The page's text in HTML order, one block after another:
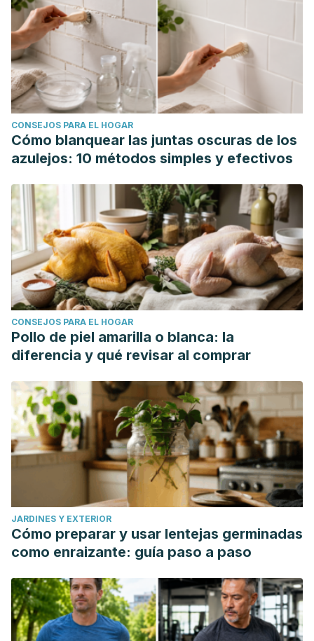
de julio de 2024.https://www.mayoclinic.org/es/healthy-
lifestyle/nutrition-and-healthy-eating/in-depth/fiber/art-
20043983
National Heart, Lung and Blood Institute. (24 de marzo de
2022).Anemia por deficiencia de hierro
julio de
2024.https://www.nhlbi.nih.gov/es/salud/anemia/anemia-
ferropenica
Percy, L. (9 de junio de 2022).
Daily beetroot juice could
help people with common heart condition
. British Heart
Foundation.
https://www.bhf.org.uk/what-we-do/news-
from-the-bhf/news-archive/2022/june/daily-beetroot-
juice-could-help-people-with-common-heart-condition
Pinna, M., Roberto, S., Milia, R., Marongiu, E., Olla, S., Loi, A.,
Migliaccio, G. M., Padulo, J., Orlandi, C., Tocco, F., Concu,
A., & Crisafulli, A. (2014). Effect of beetroot juice
supplementation on aerobic response during swimming.
Nutrients, 6
6643/6/2/605
Science Daily. (2 de noviembre de 2010).Daily dose of
beet juice promotes brain health in older adults.
https://www.sciencedaily.com/releases/2010/11/
Sentkowska, A., & Pyrzynska, K. (2023). Fashioned, but still
a superfood - red beets as a rich source of bioactive
Applied Sciences, 13 (13), 1-16.
https://www.mdpi.com/2076-3417/13/13/7445
Sight Research U. K. (s.f.).
Consultado el 1 de julio de
https://www.sightresearchuk.org/nutrition/beetroot-
good-for-your-eyes/
Szymanski, J., Szwajgier, D., & Baranowska-Wójcik, E.
(2023). The role of beetroot ingredients in the prevention
CONSEJOS PARA EL HOGAR
Cómo blanquear las juntas oscuras de los
azulejos: 10 métodos simples y efectivos
CONSEJOS PARA EL HOGAR
Pollo de piel amarilla o blanca: la
diferencia y qué revisar al comprar
JARDINES Y EXTERIOR
Cómo preparar y usar lentejas germinadas
como enraizante: guía paso a paso